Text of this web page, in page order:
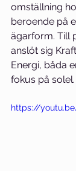
omställning
beroende på
ägarform. Till
anslöt sig
Energi, båda
fokus på
https://